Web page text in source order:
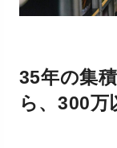
35年の集
ら、300